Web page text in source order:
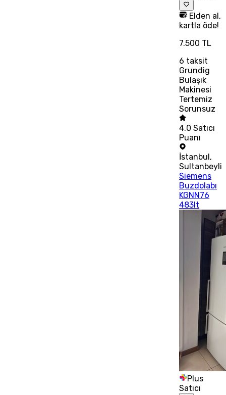
Elden al,
kartla öde!
7.500 TL
6 taksit
Grundig
Bulaşık
Makinesi
Tertemiz
Sorunsuz
4.0 Satıcı
Puanı
İstanbul ,
Sultanbeyli
Siemens
Buzdolabı
KGNN76
483lt
Plus
Satıcı